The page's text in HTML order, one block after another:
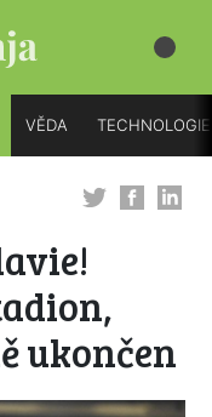
VĚDA TECHNOLOGIE
ukončen